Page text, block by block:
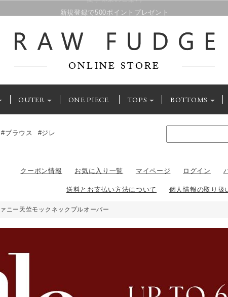
新規登録で500ポイントプレゼント
OUTER ONE PIECE TOPS BOTTOMS
#ブラウス #ジレ
クーポン情報
お気に入り一覧 マイページ ログイン
送料とお支払い方法について 個人情報の取り扱
ニー天竺モックネックプルオーバー